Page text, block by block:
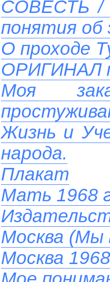
СОВЕСТЬ /
понятия об
О проходе
ОРИГИНАЛ
Моя
Жизнь и
народа.
Плакат
Мать 1968
Москва (Мы
Москва